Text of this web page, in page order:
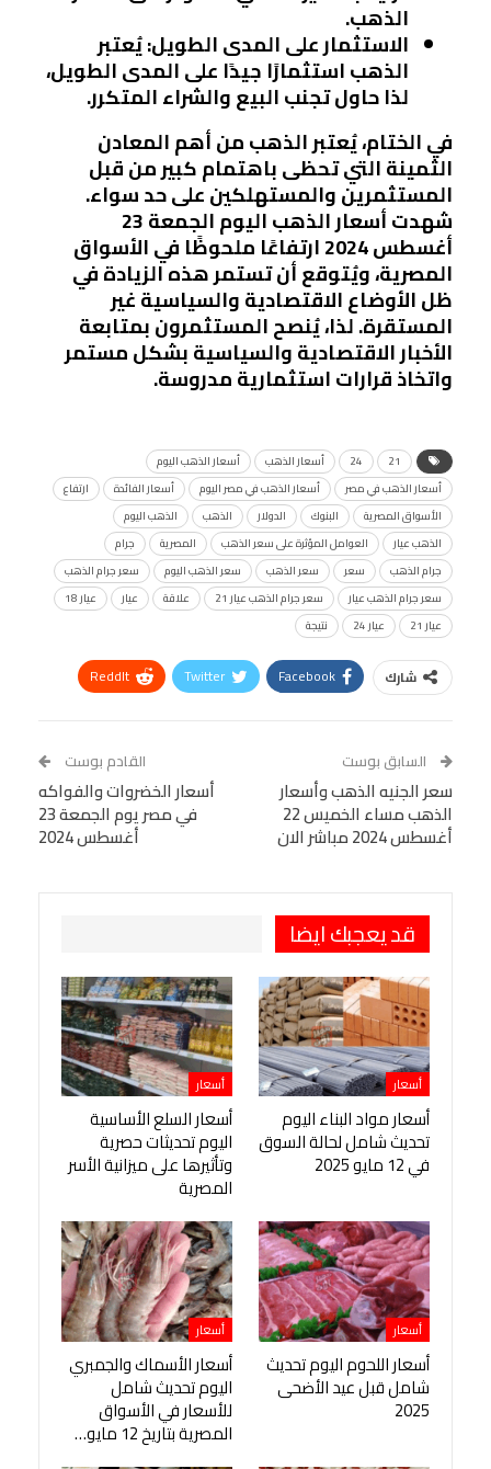
الذهب.
الاستثمار على المدى الطويل: يُعتبر
الذهب استثمارًا جيدًا على المدى الطويل،
لذا حاول تجنب البيع والشراء المتكرر.
في الختام، يُعتبر الذهب من أهم المعادن
الثمينة التي تحظى باهتمام كبير من قبل
المستثمرين والمستهلكين على حد سواء.
شهدت أسعار الذهب اليوم الجمعة 23
أغسطس 2024 ارتفاعًا ملحوظًا في الأسواق
المصرية، ويُتوقع أن تستمر هذه الزيادة في
ظل الأوضاع الاقتصادية والسياسية غير
المستقرة. لذا، يُنصح المستثمرون بمتابعة
الأخبار الاقتصادية والسياسية بشكل مستمر
واتخاذ قرارات استثمارية مدروسة.
21
24 أسعار الذهب
أسعار الذهب اليوم
أسعار الذهب في مصر
أسعار الذهب في مصر اليوم أسعار الفائدة
ارتفاع
الأسواق المصرية
البنوك الدولار الذهب
الذهب اليوم
الذهب عيار
العوامل المؤثرة على سعر الذهب المصرية
جرام
جرام الذهب
سعر سعر الذهب سعر الذهب اليوم
سعر جرام الذهب
سعر جرام الذهب عيار
سعر جرام الذهب عيار 21 علاقة عيار
عيار 18
عيار 21
عيار 24 نتيجة
شارك Facebook
Twitter
ReddIt
Tumblr
البريد الإلكتروني
StumbleUpon
VK
Digg
LINE
BlackBerry
Viber
السابق بوست
سعر الجنيه الذهب وأسعار
الذهب مساء الخميس 22
أغسطس 2024 مباشر الان
القادم بوست
أسعار الخضروات والفواكه
في مصر يوم الجمعة 23
أغسطس 2024
قد يعجبك ايضا
أسعار
أسعار مواد البناء اليوم
تحديث شامل لحالة السوق
في 12 مايو 2025
أسعار
أسعار السلع الأساسية
اليوم تحديثات حصرية
وتأثيرها على ميزانية الأسر
المصرية
أسعار
أسعار اللحوم اليوم تحديث
شامل قبل عيد الأضحى
2025
أسعار
أسعار الأسماك والجمبري
اليوم تحديث شامل
للأسعار في الأسواق
المصرية بتاريخ 12 مايو…